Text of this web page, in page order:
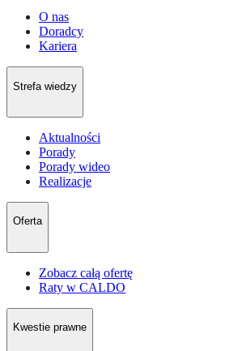
O nas
Doradcy
Kariera
Strefa wiedzy
Aktualności
Porady
Porady wideo
Realizacje
Oferta
Zobacz całą ofertę
Raty w CALDO
Kwestie prawne